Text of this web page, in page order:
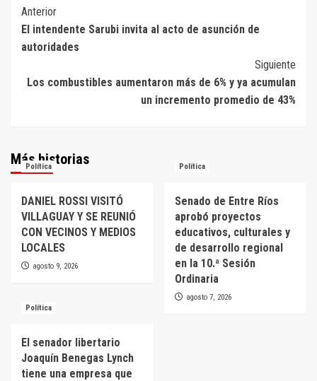
Navegación
de
Anterior
El intendente Sarubi invita al acto de asunción de
autoridades
Siguiente
Los combustibles aumentaron más de 6% y ya acumulan
un incremento promedio de 43%
Más historias
Política
DANIEL ROSSI VISITÓ
VILLAGUAY Y SE REUNIÓ
CON VECINOS Y MEDIOS
LOCALES
agosto 9, 2026
Política
Senado de Entre Ríos
aprobó proyectos
educativos, culturales y
de desarrollo regional
en la 10.ª Sesión
Ordinaria
agosto 7, 2026
Política
El senador libertario
Joaquín Benegas Lynch
tiene una empresa que